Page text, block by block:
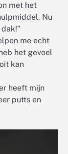
met het
Nu
me echt
het gevoel
kan
heeft mijn
putts en